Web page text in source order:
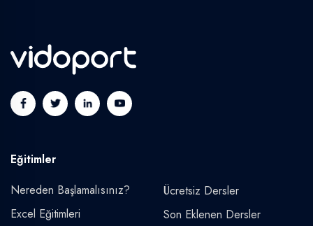
Eğitimler
Nereden Başlamalısınız?
Excel Eğitimleri
Ücretsiz Dersler
Son Eklenen Dersler